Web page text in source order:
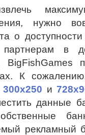
нужно
о
в
BigFishGames
К
300х250 и
данные
рекламный